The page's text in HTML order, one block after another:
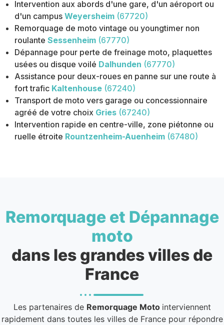
Intervention aux abords d'une gare, d'un aéroport ou
d'un campus Weyersheim (67720)
Remorquage de moto vintage ou youngtimer non
roulante Sessenheim (67770)
Dépannage pour perte de freinage moto, plaquettes
usées ou disque voilé Dalhunden (67770)
Assistance pour deux-roues en panne sur une route à
fort trafic Kaltenhouse (67240)
Transport de moto vers garage ou concessionnaire
agréé de votre choix Gries (67240)
Intervention rapide en centre-ville, zone piétonne ou
ruelle étroite Rountzenheim-Auenheim (67480)
Remorquage et Dépannage
moto
dans les grandes villes de
France
Les partenaires de Remorquage Moto interviennent
rapidement dans toutes les villes de France pour répondre